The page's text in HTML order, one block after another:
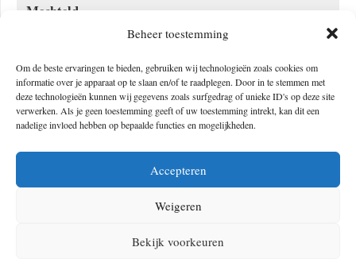
Beheer toestemming
Om de beste ervaringen te bieden, gebruiken wij technologieën zoals cookies om
informatie over je apparaat op te slaan en/of te raadplegen. Door in te stemmen met
deze technologieën kunnen wij gegevens zoals surfgedrag of unieke ID's op deze site
verwerken. Als je geen toestemming geeft of uw toestemming intrekt, kan dit een
nadelige invloed hebben op bepaalde functies en mogelijkheden.
Accepteren
Weigeren
Bekijk voorkeuren
Mechteld
Medeoprichter van The Outdoors, The Hike en The Bike. Gaat
Wordt gelukkig van de zon, avontuur in de natuur, urban hikes in
mooie steden, paradijselijke vakanties, een Vieux-cola bij de open
haard, skiën over poederverse sneeuw en nog veel meer. Heeft
Hawaii, meer van Amerika zien en reizen via de Transiberië
express.